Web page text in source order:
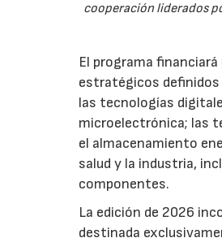
cooperación liderados
El programa
estratégicos definidos
las tecnologías
microelectrónica; las
el almacenamiento
salud y la industria,
componentes.
La edición de 2026
destinada